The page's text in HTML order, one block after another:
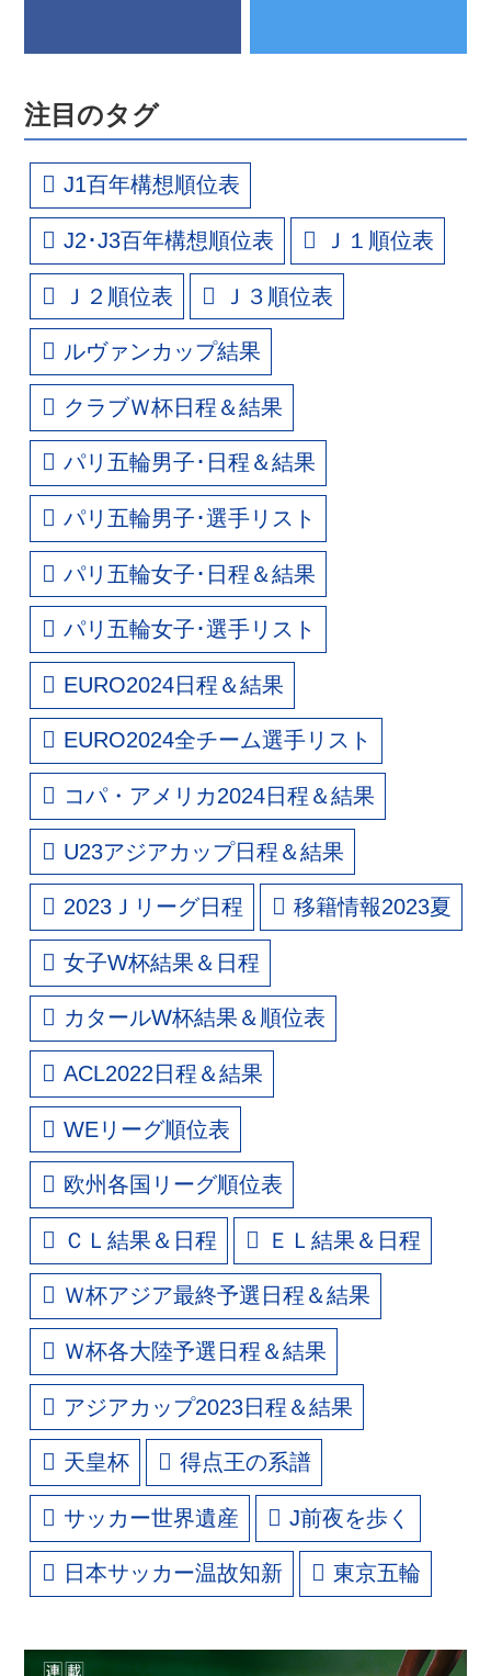
注目のタグ
J1百年構想順位表
J2･J3百年構想順位表 Ｊ１順位表
Ｊ２順位表 Ｊ３順位表
ルヴァンカップ結果
クラブＷ杯日程＆結果
パリ五輪男子･日程＆結果
パリ五輪男子･選手リスト
パリ五輪女子･日程＆結果
パリ五輪女子･選手リスト
EURO2024日程＆結果
EURO2024全チーム選手リスト
コパ・アメリカ2024日程＆結果
U23アジアカップ日程＆結果
2023Ｊリーグ日程 移籍情報2023夏
女子W杯結果＆日程
カタールW杯結果＆順位表
ACL2022日程＆結果
WEリーグ順位表
欧州各国リーグ順位表
ＣＬ結果＆日程 ＥＬ結果＆日程
Ｗ杯アジア最終予選日程＆結果
Ｗ杯各大陸予選日程＆結果
アジアカップ2023日程＆結果
天皇杯 得点王の系譜
サッカー世界遺産 J前夜を歩く
日本サッカー温故知新 東京五輪